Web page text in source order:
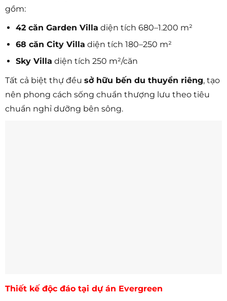
gồm:
42 căn Garden Villa diện tích 680–1.200 m²
68 căn City Villa diện tích 180–250 m²
Sky Villa diện tích 250 m²/căn
Tất cả biệt thự đều sở hữu bến du thuyền riêng, tạo
nên phong cách sống chuẩn thượng lưu theo tiêu
chuẩn nghỉ dưỡng bên sông.
Thiết kế độc đáo tại dự án Evergreen